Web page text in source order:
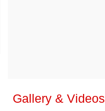
Gallery & Videos